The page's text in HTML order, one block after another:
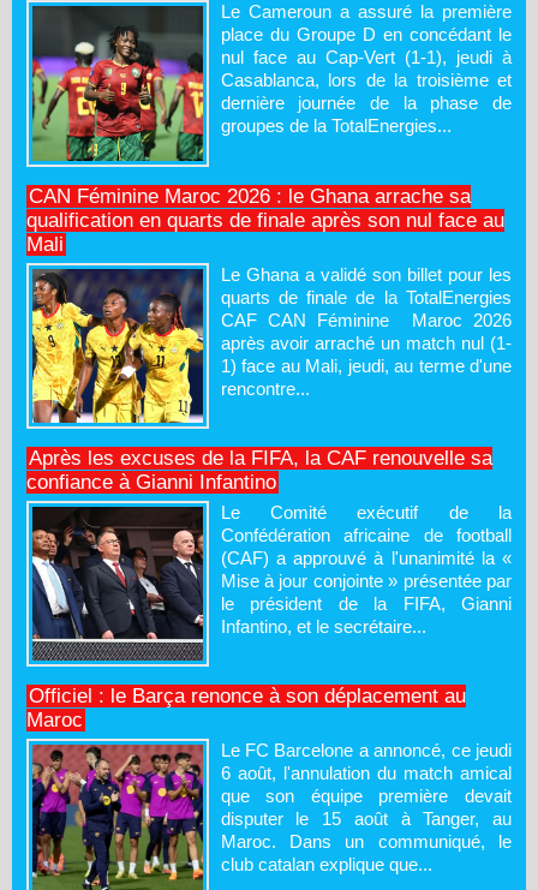
Le Cameroun a assuré la première
place du Groupe D en concédant le
nul face au Cap-Vert (1-1), jeudi à
Casablanca, lors de la troisième et
dernière journée de la phase de
groupes de la TotalEnergies...
CAN Féminine Maroc 2026 : le Ghana arrache sa
qualification en quarts de finale après son nul face au
Mali
Le Ghana a validé son billet pour les
quarts de finale de la TotalEnergies
CAF CAN Féminine Maroc 2026
après avoir arraché un match nul (1-
1) face au Mali, jeudi, au terme d'une
rencontre...
Après les excuses de la FIFA, la CAF renouvelle sa
confiance à Gianni Infantino
Le Comité exécutif de la
Confédération africaine de football
(CAF) a approuvé à l'unanimité la «
Mise à jour conjointe » présentée par
le président de la FIFA, Gianni
Infantino, et le secrétaire...
Officiel : le Barça renonce à son déplacement au
Maroc
Le FC Barcelone a annoncé, ce jeudi
6 août, l'annulation du match amical
que son équipe première devait
disputer le 15 août à Tanger, au
Maroc. Dans un communiqué, le
club catalan explique que...